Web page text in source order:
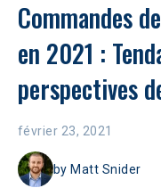
Commandes
en 2021 :
perspectives
février 23, 2021
by Matt Snider